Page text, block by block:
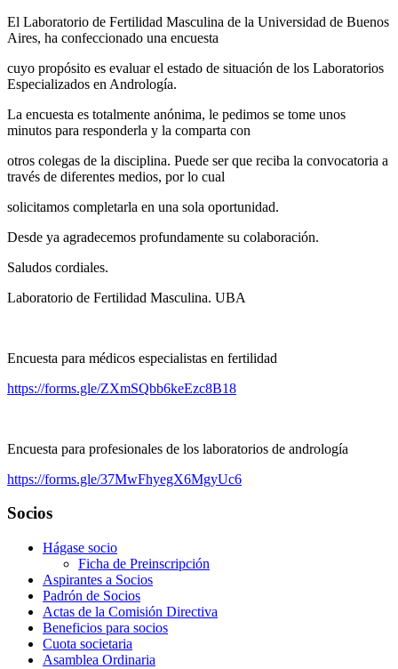
El Laboratorio de Fertilidad Masculina de la Universidad de Buenos
Aires, ha confeccionado una encuesta
cuyo propósito es evaluar el estado de situación de los Laboratorios
Especializados en Andrología.
La encuesta es totalmente anónima, le pedimos se tome unos
minutos para responderla y la comparta con
otros colegas de la disciplina. Puede ser que reciba la convocatoria a
través de diferentes medios, por lo cual
solicitamos completarla en una sola oportunidad.
Desde ya agradecemos profundamente su colaboración.
Saludos cordiales.
Laboratorio de Fertilidad Masculina. UBA
Encuesta para médicos especialistas en fertilidad
https://forms.gle/ZXmSQbb6keEzc8B18
Encuesta para profesionales de los laboratorios de andrología
https://forms.gle/37MwFhyegX6MgyUc6
Socios
Hágase socio
Ficha de Preinscripción
Aspirantes a Socios
Padrón de Socios
Actas de la Comisión Directiva
Beneficios para socios
Cuota societaria
Asamblea Ordinaria